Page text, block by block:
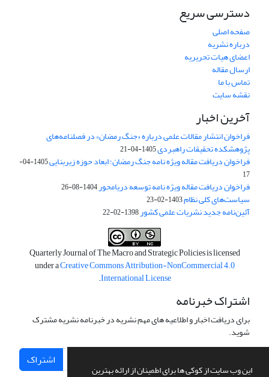
این وب سایت از کوکی ها برای اطمینان از ارائه بهترین
دسترسی سریع
صفحه اصلی
درباره نشریه
اعضای هیات تحریریه
ارسال مقاله
تماس با ما
نقشه سایت
آخرین اخبار
فراخوان انتشار مقالات علمی درباره «جنگ رمضان» در فصلنامه‌های
پژوهشکده تحقیقات راهبردی1405-04-21
فراخوان دریافت مقاله ویژه نامه جنگ رمضان؛ ابعاد حوزه زیربنایی
1405-04-
17
فراخوان دریافت مقاله ویژه نامه توسعه دریامحور1404-08-26
سیاست‌های کلی نظام1403-02-23
آئین‌نامه جدید نشریات علمی کشور1398-02-22
Quarterly Journal of The Macro and Strategic Policies is licensed
under aCreative Commons Attribution-NonCommercial 4.0
International License
.
اشتراک خبرنامه
برای دریافت اخبار و اطلاعیه های مهم نشریه در خبرنامه نشریه مشترک
شوید.
اشتراک